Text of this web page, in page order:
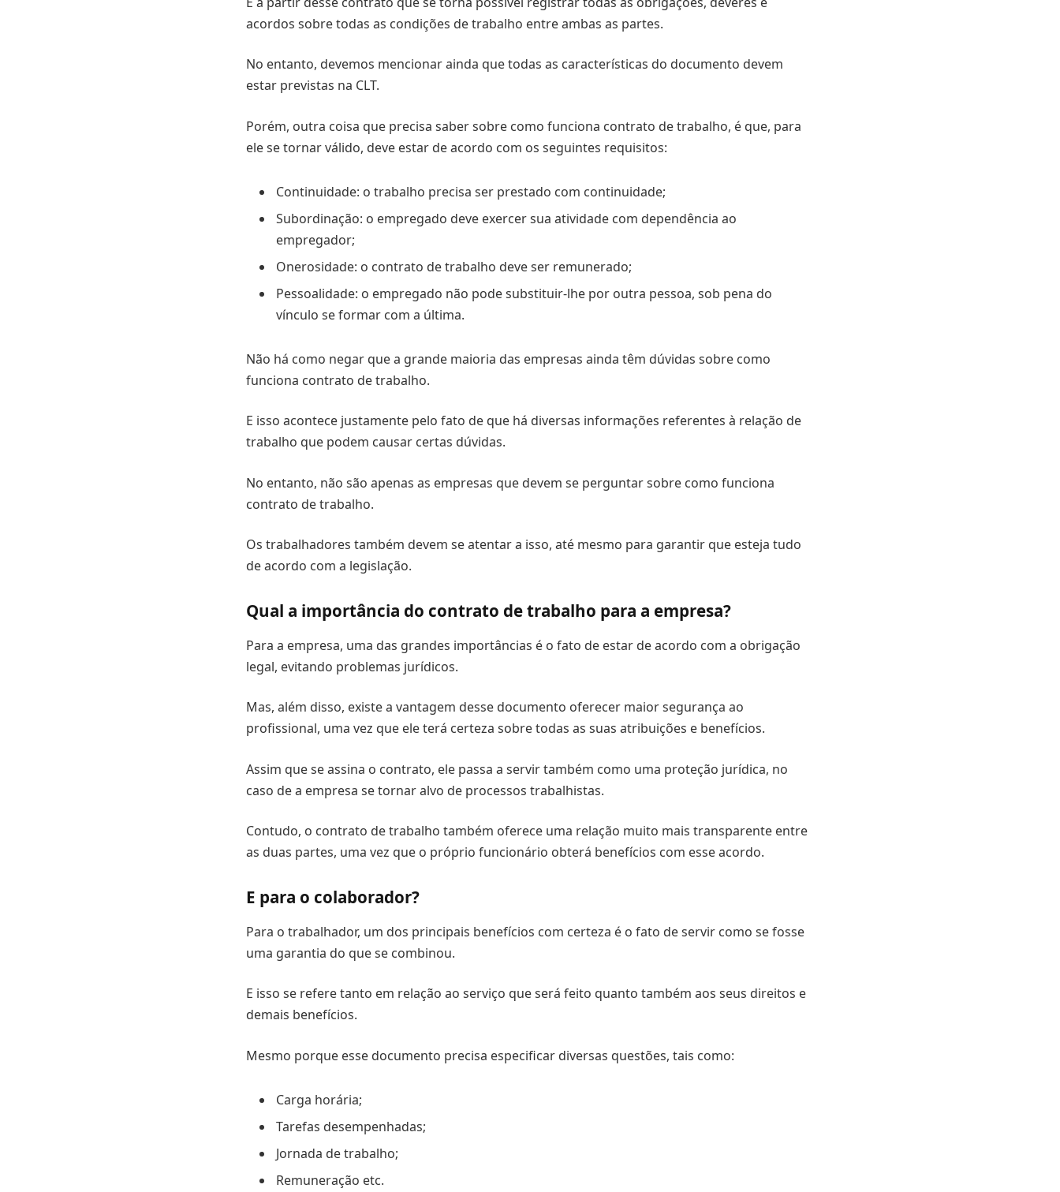
acordos sobre todas as condições de trabalho entre ambas as partes.
No entanto, devemos mencionar ainda que todas as características do documento devem
estar previstas na CLT.
Porém, outra coisa que precisa saber sobre como funciona contrato de trabalho, é que, para
ele se tornar válido, deve estar de acordo com os seguintes requisitos:
Continuidade: o trabalho precisa ser prestado com continuidade;
Subordinação: o empregado deve exercer sua atividade com dependência ao
empregador;
Onerosidade: o contrato de trabalho deve ser remunerado;
Pessoalidade: o empregado não pode substituir-lhe por outra pessoa, sob pena do
vínculo se formar com a última.
Não há como negar que a grande maioria das empresas ainda têm dúvidas sobre como
funciona contrato de trabalho.
E isso acontece justamente pelo fato de que há diversas informações referentes à relação de
trabalho que podem causar certas dúvidas.
No entanto, não são apenas as empresas que devem se perguntar sobre como funciona
contrato de trabalho.
Os trabalhadores também devem se atentar a isso, até mesmo para garantir que esteja tudo
de acordo com a legislação.
Qual a importância do contrato de trabalho para a empresa?
Para a empresa, uma das grandes importâncias é o fato de estar de acordo com a obrigação
legal, evitando problemas jurídicos.
Mas, além disso, existe a vantagem desse documento oferecer maior segurança ao
profissional, uma vez que ele terá certeza sobre todas as suas atribuições e benefícios.
Assim que se assina o contrato, ele passa a servir também como uma proteção jurídica, no
caso de a empresa se tornar alvo de processos trabalhistas.
Contudo, o contrato de trabalho também oferece uma relação muito mais transparente entre
as duas partes, uma vez que o próprio funcionário obterá benefícios com esse acordo.
E para o colaborador?
Para o trabalhador, um dos principais benefícios com certeza é o fato de servir como se fosse
uma garantia do que se combinou.
E isso se refere tanto em relação ao serviço que será feito quanto também aos seus direitos e
demais benefícios.
Mesmo porque esse documento precisa especificar diversas questões, tais como:
Carga horária;
Tarefas desempenhadas;
Jornada de trabalho;
Remuneração etc.